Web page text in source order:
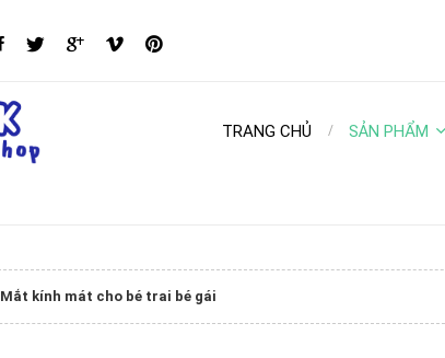
TRANG CHỦ SẢN PHẨM
Mắt kính mát cho bé trai bé gái